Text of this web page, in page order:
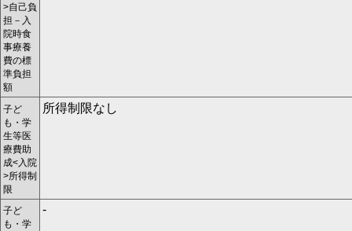
>自己負
担－入
院時食
事療養
費の標
準負担
額
子ど
も・学
生等医
療費助
成<入院
>所得制
限
所得制限なし
子ど
も・学
-